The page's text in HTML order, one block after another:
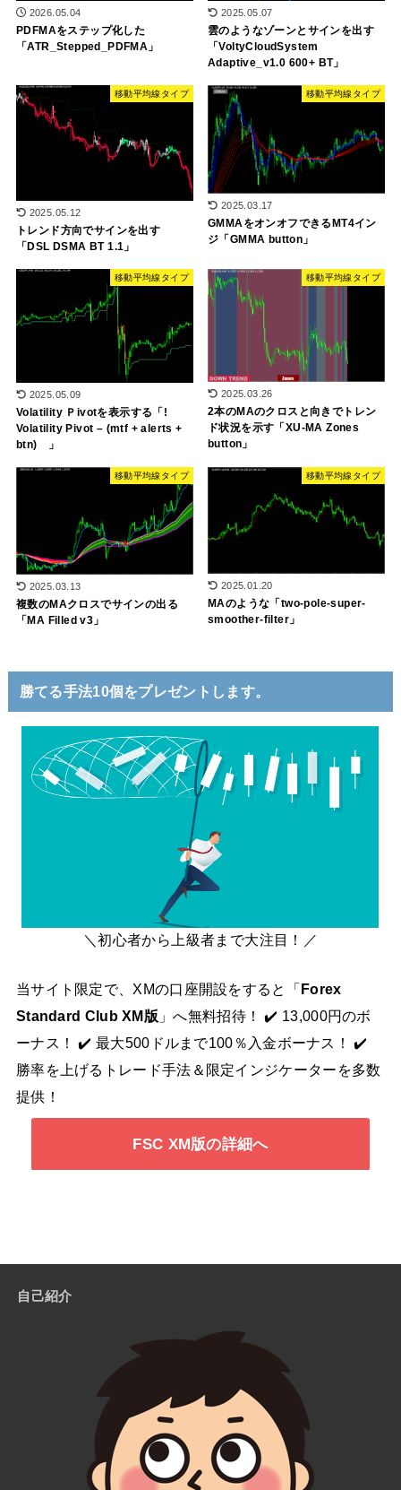
2026.05.04
PDFMAをステップ化した
「ATR_Stepped_PDFMA」
2025.05.07
雲のようなゾーンとサインを出す
「VoltyCloudSystem
Adaptive_v1.0 600+ BT」
移動平均線タイプ
2025.05.12
トレンド方向でサインを出す
「DSL DSMA BT 1.1」
移動平均線タイプ
2025.03.17
GMMAをオンオフできるMT4イン
ジ「GMMA button」
移動平均線タイプ
2025.05.09
Volatility Ｐivotを表示する「!
Volatility Pivot – (mtf + alerts +
btn) 」
移動平均線タイプ
2025.03.26
2本のMAのクロスと向きでトレン
ド状況を示す「XU-MA Zones
button」
移動平均線タイプ
2025.03.13
複数のMAクロスでサインの出る
「MA Filled v3」
移動平均線タイプ
2025.01.20
MAのような「two-pole-super-
smoother-filter」
勝てる手法10個をプレゼントします。
＼初心者から上級者まで大注目！／
当サイト限定で、XMの口座開設をすると「 Forex
Standard Club XM版 」へ無料招待！ ✔️ 13,000円のボ
ーナス！ ✔️ 最大500ドルまで100％入金ボーナス！ ✔️
勝率を上げるトレード手法＆限定インジケーターを多数
提供！
FSC XM版の詳細へ
自己紹介